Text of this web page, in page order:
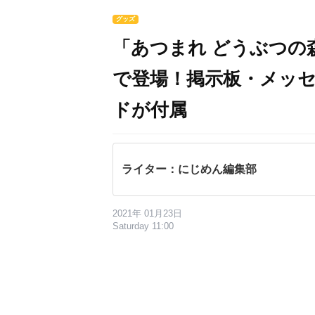
グッズ
「あつまれ どうぶつ
で登場！掲示板・メッ
ドが付属
ライター：にじめん編集部
2021年 01月23日
Saturday 11:00